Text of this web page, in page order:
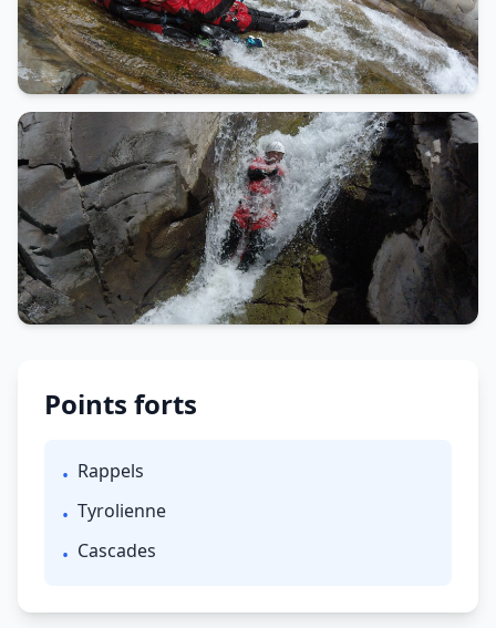
Points forts
• Rappels
• Tyrolienne
• Cascades